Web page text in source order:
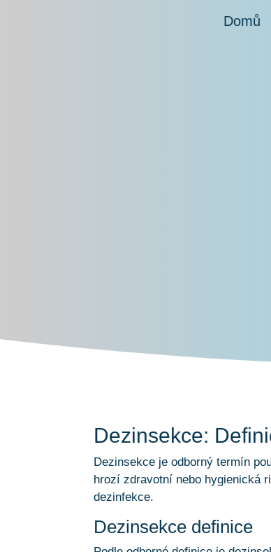
Domů
Dezinsekce:
Dezinsekce je odborný termín
hrozí zdravotní nebo hygienická
dezinfekce.
Dezinsekce definice